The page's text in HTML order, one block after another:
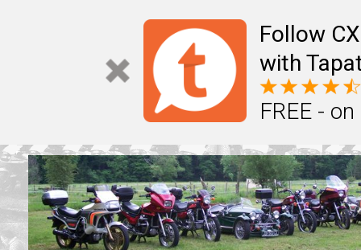
Follow
with
FREE -